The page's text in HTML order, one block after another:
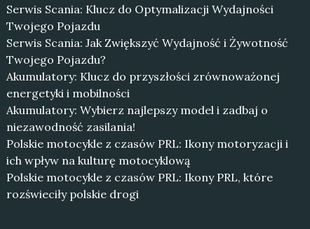
Serwis Scania: Klucz do Optymalizacji Wydajności
Twojego Pojazdu
Serwis Scania: Jak Zwiększyć Wydajność i Żywotność
Twojego Pojazdu?
Akumulatory: Klucz do przyszłości zrównoważonej
energetyki i mobilności
Akumulatory: Wybierz najlepszy model i zadbaj o
niezawodność zasilania!
Polskie motocykle z czasów PRL: Ikony motoryzacji i
ich wpływ na kulturę motocyklową
Polskie motocykle z czasów PRL: Ikony PRL, które
rozświeciły polskie drogi